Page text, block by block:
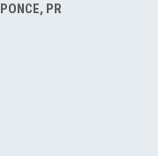
PONCE, PR